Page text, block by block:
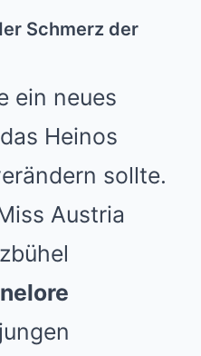
Schmerz der
ein neues
Heinos
sollte.
Austria